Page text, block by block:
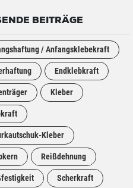
BEITRÄGE
/ Anfangsklebekraft
Endklebkraft
Kleber
Kleber
Reißdehnung
Scherkraft